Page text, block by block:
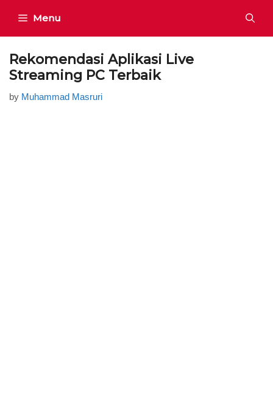
content
Menu
Rekomendasi Aplikasi Live
Streaming PC Terbaik
by Muhammad Masruri